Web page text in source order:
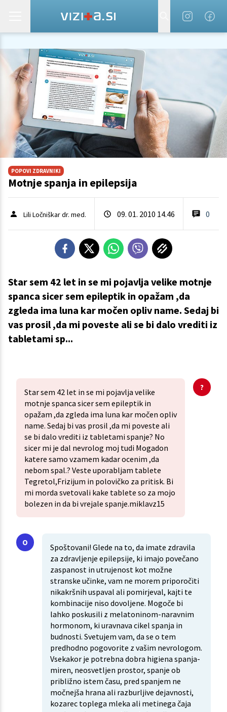
POPOVI ZDRAVNIKI
Motnje spanja in epilepsija
Lili Ločniškar dr. med. 09. 01. 2010 14.46 0
Star sem 42 let in se mi pojavlja velike motnje
spanca sicer sem epileptik in opažam ,da
zgleda ima luna kar močen opliv name. Sedaj bi
vas prosil ,da mi poveste ali se bi dalo vrediti iz
tabletami sp...
Star sem 42 let in se mi pojavlja velike
motnje spanca sicer sem epileptik in
opažam ,da zgleda ima luna kar močen opliv
name. Sedaj bi vas prosil ,da mi poveste ali
se bi dalo vrediti iz tabletami spanje? No
sicer mi je dal nevrolog moj tudi Mogadon
katere samo vzamem kadar ocenim ,da
nebom spal.? Veste uporabljam tablete
Tegretol,Frizijum in polovičko za pritisk. Bi
mi morda svetovali kake tablete so za mojo
bolezen in da bi vrejale spanje.miklavz15
Spoštovani! Glede na to, da imate zdravila
za zdravljenje epilepsije, ki imajo povečano
zaspanost in utrujenost kot možne
stranske učinke, vam ne morem priporočiti
nikakršnih uspaval ali pomirjeval, kajti te
kombinacije niso dovoljene. Mogoče bi
lahko poskusili z melatoninom-naravnim
hormonom, ki uravnava cikel spanja in
budnosti. Svetujem vam, da se o tem
predhodno pogovorite z vašim nevrologom.
Vsekakor je potrebna dobra higiena spanja-
miren, neosvetljen prostor, spanje ob
približno istem času, pred spanjem ne
močnejša hrana ali razburljive dejavnosti,
kozarec toplega mleka ali metinega čaja